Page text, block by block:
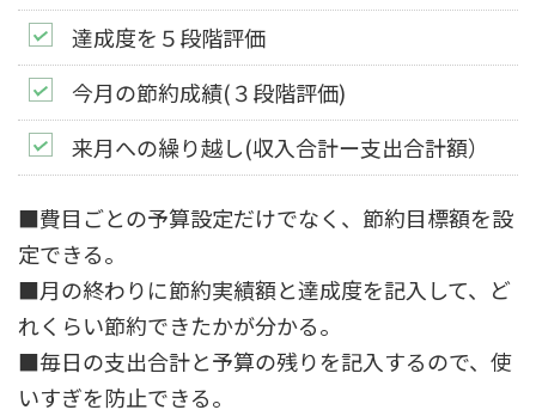
達成度を５段階評価
今月の節約成績(３段階評価)
来月への繰り越し(収入合計ー支出合計額）
■費目ごとの予算設定だけでなく、節約目標額を設
定できる。
■月の終わりに節約実績額と達成度を記入して、ど
れくらい節約できたかが分かる。
■毎日の支出合計と予算の残りを記入するので、使
いすぎを防止できる。